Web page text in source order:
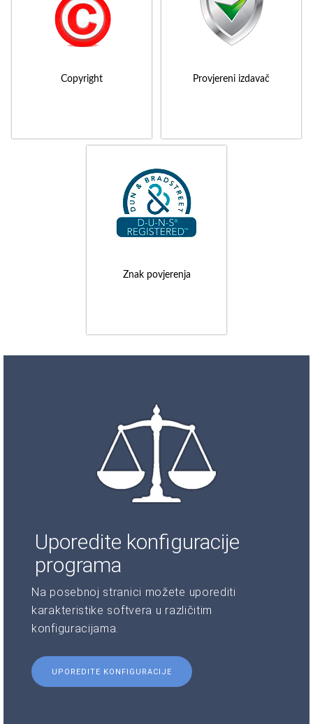
Copyright Provjereni izdavač
Znak povjerenja
Uporedite konfiguracije
programa
Na posebnoj stranici možete uporediti
karakteristike softvera u različitim
konfiguracijama.
UPOREDITE KONFIGURACIJE